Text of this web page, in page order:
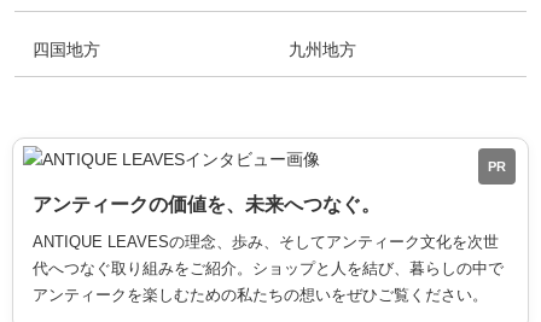
四国地方 九州地方
PR
アンティークの価値を、未来へつなぐ。
ANTIQUE LEAVESの理念、歩み、そしてアンティーク文化を次世
代へつなぐ取り組みをご紹介。ショップと人を結び、暮らしの中で
アンティークを楽しむための私たちの想いをぜひご覧ください。